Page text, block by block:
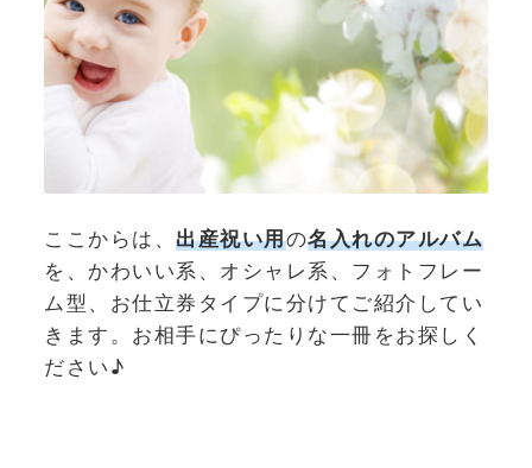
ここからは、 出産祝い用の名入れのアルバム
を、かわいい系、オシャレ系、フォトフレー
ム型、お仕立券タイプに分けてご紹介してい
きます。お相手にぴったりな一冊をお探しく
ださい♪